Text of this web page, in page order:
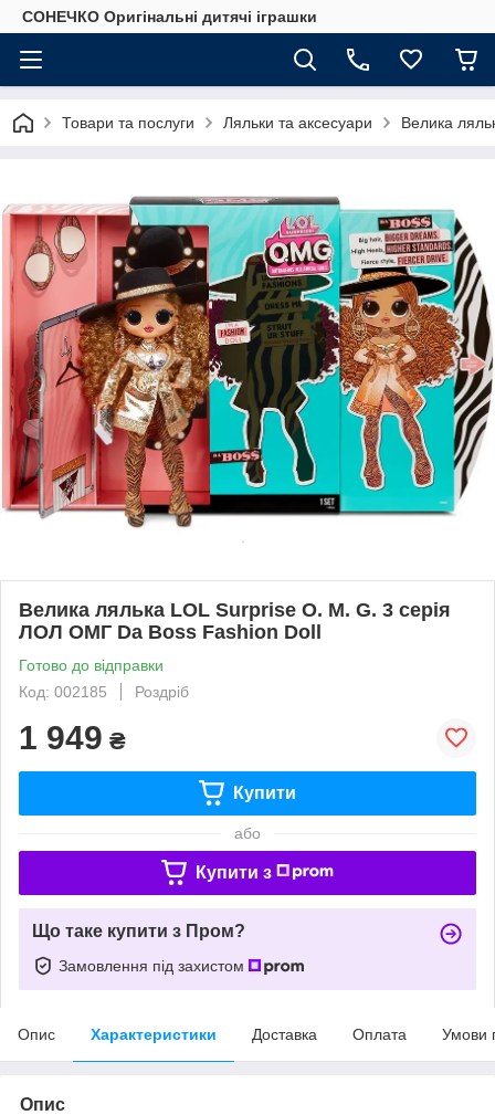
СОНЕЧКО Оригінальні дитячі іграшки
Товари та послуги Ляльки та аксесуари Велика
Велика лялька LOL Surprise O. M. G. 3 серія
ЛОЛ ОМГ Da Boss Fashion Doll
Готово до відправки
Код: 002185
Роздріб
1 949 ₴
Купити
або
Купити з
Що таке купити з Пром?
Замовлення під захистом
Опис Характеристики Доставка Оплата Умови
Опис